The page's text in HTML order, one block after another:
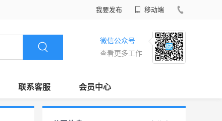
我要发布 移动端
微信公众号
查看更多工作
联系客服 会员中心